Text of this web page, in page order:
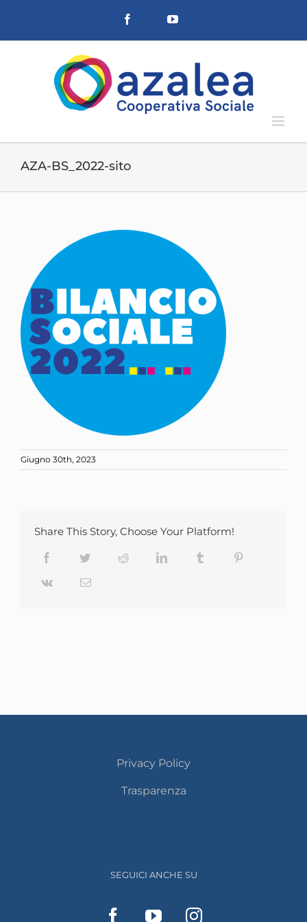
contenuto
Facebook YouTube
AZA-BS_2022-sito
Giugno 30th, 2023
Share This Story, Choose Your Platform!
Facebook Twitter Reddit LinkedIn Tumblr
Vk Email
Privacy Policy
Trasparenza
SEGUICI ANCHE SU